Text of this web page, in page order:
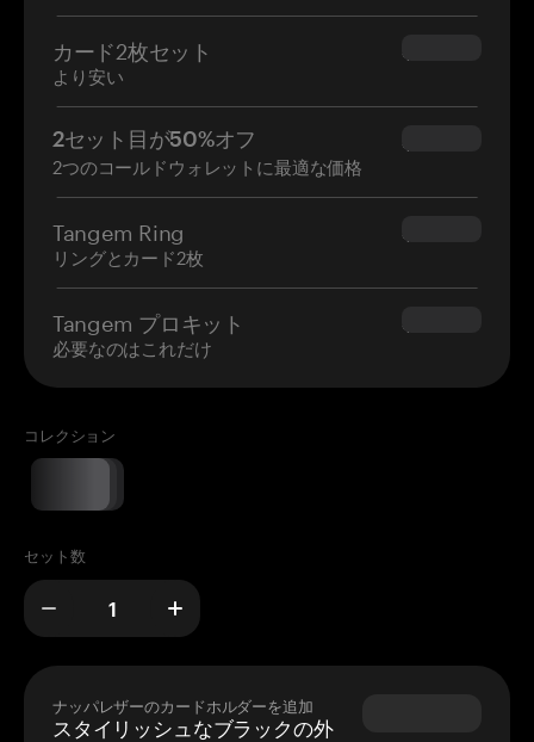
カード2枚セット
より安い
$54.90
2セット目が50%オフ
2つのコールドウォレットに最適な価格
$34.95
Tangem Ring
リングとカード2枚
$160.00
Tangem プロキット
必要なのはこれだけ
$180.00
コレクション
セット数
ナッパレザーのカードホルダーを追加
スタイリッシュなブラックの外